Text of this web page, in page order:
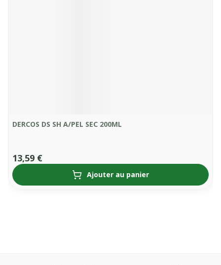
DERCOS DS SH A/PEL SEC 200ML
13,59 €
Ajouter au panier